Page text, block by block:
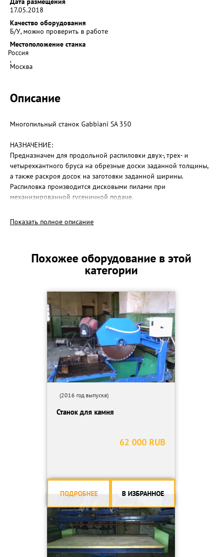
17.05.2018
Качество оборудования
Б/У, можно проверить в работе
Местоположение станка
Россия
,
Москва
Описание
Многопильный станок Gabbiani SA 350
НАЗНАЧЕНИЕ:
Предназначен для продольной распиловки двух-, трех- и
четырехкантного бруса на обрезные доски заданной толщины,
а также раскроя досок на заготовки заданной ширины.
Распиловка производится дисковыми пилами при
механизированной гусеничной подаче.
Состояние отличное.
пиломатериалов на предприятиях и в цехах для производству
пиломатериалов, производства столярно-строительных изделий
Техничсекие характеристики:
Вес: 1540 кг.
Размеры станка: 2400 x 1450 x 740 мм.
Мощность мотора подачи: 2,2 ЛС.
Скорость транспортёра: 2 – 44 м/мин.
Высота пропила: 110 мм.
Длина шпинделя: 300 мм.
Мощность мотора: 50 кВт.
Год выпуска 1978
Показать полное описание
Похожее оборудование в этой
категории
(2016 год выпуска)
Станок для камня
62 000 RUB
ПОДРОБНЕЕ В ИЗБРАННОЕ